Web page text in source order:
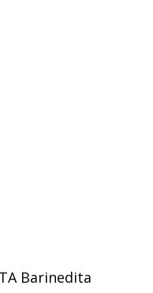
Barinedita